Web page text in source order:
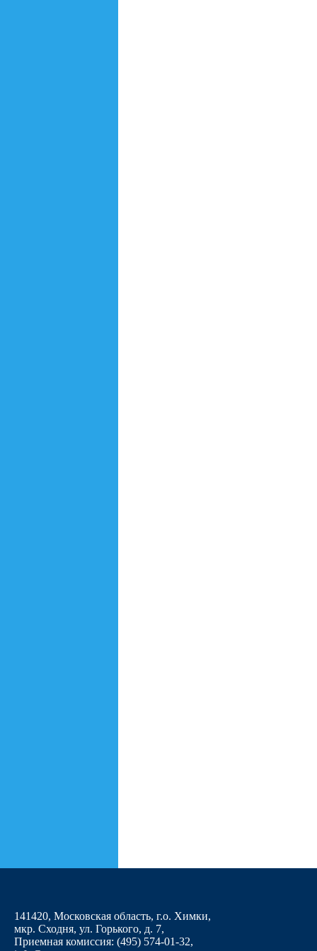
141420, Московская область, г.о. Химки,
мкр. Сходня, ул. Горького, д. 7,
Приемная комиссия: (495) 574-01-32,